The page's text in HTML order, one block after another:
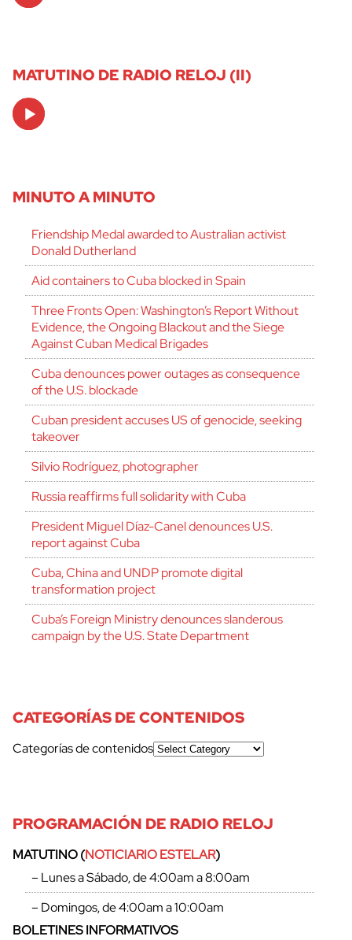
MATUTINO DE RADIO RELOJ (II)
Audio
Player
MINUTO A MINUTO
Friendship Medal awarded to Australian activist
Donald Dutherland
Aid containers to Cuba blocked in Spain
Three Fronts Open: Washington’s Report Without
Evidence, the Ongoing Blackout and the Siege
Against Cuban Medical Brigades
Cuba denounces power outages as consequence
of the U.S. blockade
Cuban president accuses US of genocide, seeking
takeover
Silvio Rodríguez, photographer
Russia reaffirms full solidarity with Cuba
President Miguel Díaz-Canel denounces U.S.
report against Cuba
Cuba, China and UNDP promote digital
transformation project
Cuba’s Foreign Ministry denounces slanderous
campaign by the U.S. State Department
CATEGORÍAS DE CONTENIDOS
Categorías de contenidos
PROGRAMACIÓN DE RADIO RELOJ
MATUTINO (NOTICIARIO ESTELAR)
– Lunes a Sábado, de 4:00am a 8:00am
– Domingos, de 4:00am a 10:00am
BOLETINES INFORMATIVOS